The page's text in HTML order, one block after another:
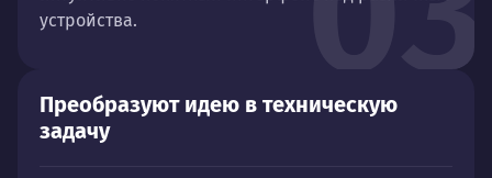
устройства.
Преобразуют идею в техническую
задачу